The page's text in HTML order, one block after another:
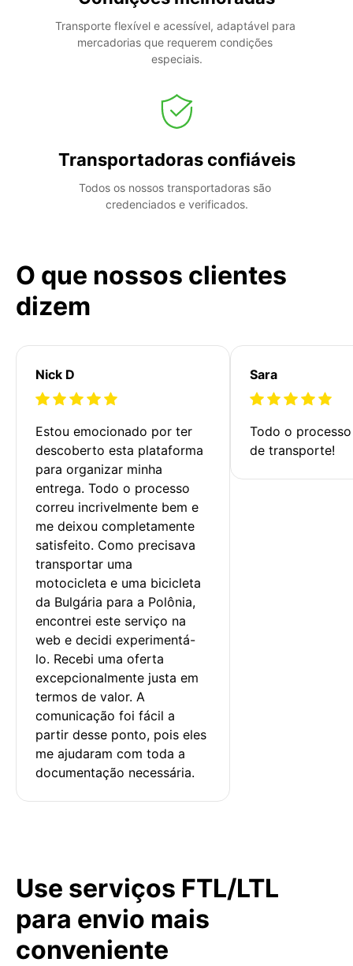
Transporte flexível e acessível, adaptável para
mercadorias que requerem condições
especiais.
Transportadoras confiáveis
Todos os nossos transportadoras são
credenciados e verificados.
O que nossos clientes
dizem
Nick D
Estou emocionado por ter
descoberto esta plataforma
para organizar minha
entrega. Todo o processo
correu incrivelmente bem e
me deixou completamente
satisfeito. Como precisava
transportar uma
motocicleta e uma bicicleta
da Bulgária para a Polônia,
encontrei este serviço na
web e decidi experimentá-
lo. Recebi uma oferta
excepcionalmente justa em
termos de valor. A
comunicação foi fácil a
partir desse ponto, pois eles
me ajudaram com toda a
documentação necessária.
Sara
Todo o
de transporte!
Use serviços FTL/LTL
para envio mais
conveniente